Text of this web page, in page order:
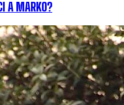
A MARKO?